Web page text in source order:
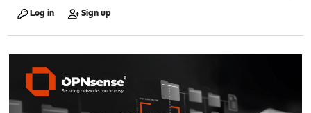
Log in Sign up